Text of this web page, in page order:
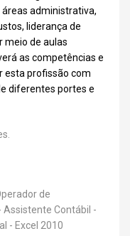
administrativa,
liderança de
meio de aulas
as competências e
esta profissão com
diferentes portes e
de
Assistente Contábil -
- Excel 2010